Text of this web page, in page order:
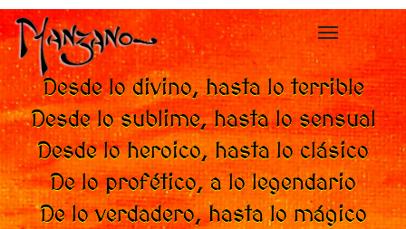
Toggle
navigation
Desde lo divino, hasta lo terrible
Desde lo sublime, hasta lo sensual
Desde lo heroico, hasta lo clásico
De lo profético, a lo legendario
De lo verdadero, hasta lo mágico